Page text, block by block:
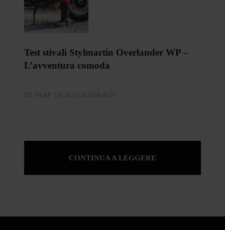
Test stivali Stylmartin Overlander WP –
L’avventura comoda
BY FLAP ON 30-07-2026 08:49:37
CONTINUA A LEGGERE